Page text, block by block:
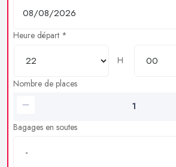
Heure départ *
H
Nombre de places
Bagages en soutes